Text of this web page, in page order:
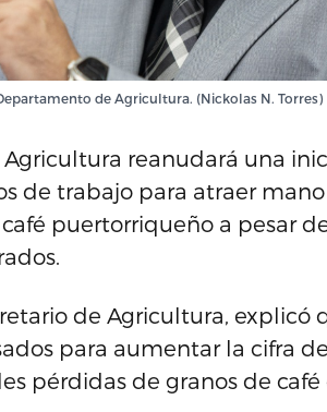
de Agricultura. (Nickolas N. Torres)
reanudará una
de trabajo para atraer
puertorriqueño a pesar
de Agricultura, explicó
para aumentar la cifra
pérdidas de granos de café